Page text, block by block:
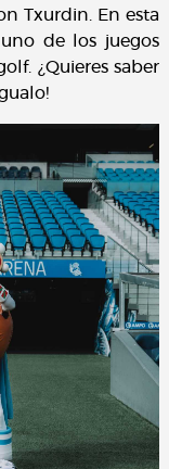
Txurdin. En esta
de los juegos
¿Quieres saber